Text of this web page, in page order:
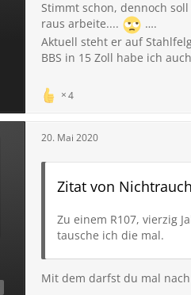
Stimmt schon, dennoch
raus arbeite....
….
Aktuell steht er auf
BBS in 15 Zoll habe ich
4
20. Mai 2020
Zitat von
Zu einem R107, vierzig
tausche ich die mal.
Mit dem darfst du mal